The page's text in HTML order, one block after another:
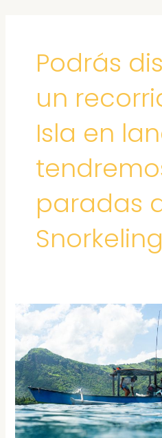
Podrás
un
Isla en
paradas
VUELTA
A
LA
ISLA
EN
LANCHA